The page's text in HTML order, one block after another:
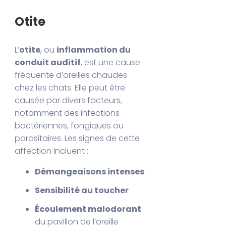
Otite
L’otite, ou inflammation du
conduit auditif, est une cause
fréquente d’oreilles chaudes
chez les chats. Elle peut être
causée par divers facteurs,
notamment des infections
bactériennes, fongiques ou
parasitaires. Les signes de cette
affection incluent :
Démangeaisons intenses
Sensibilité au toucher
Écoulement malodorant
du pavillon de l’oreille